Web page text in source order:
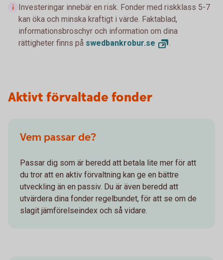
Investeringar innebär en risk. Fonder med riskklass 5-7
kan öka och minska kraftigt i värde. Faktablad,
informationsbroschyr och information om dina
rättigheter finns på swedbankrobur.se .
Aktivt förvaltade fonder
Vem passar de?
Passar dig som är beredd att betala lite mer för att
du tror att en aktiv förvaltning kan ge en bättre
utveckling än en passiv. Du är även beredd att
utvärdera dina fonder regelbundet, för att se om de
slagit jämförelseindex och så vidare.